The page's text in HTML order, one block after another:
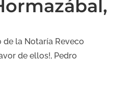
la Notaría Reveco
de ellos!, Pedro